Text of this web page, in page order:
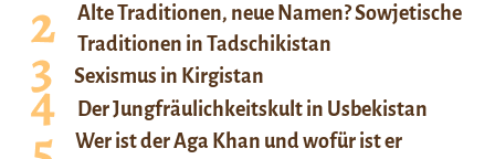
Alte Traditionen, neue Namen? Sowjetische
Traditionen in Tadschikistan
Sexismus in Kirgistan
Der Jungfräulichkeitskult in Usbekistan
Wer ist der Aga Khan und wofür ist er